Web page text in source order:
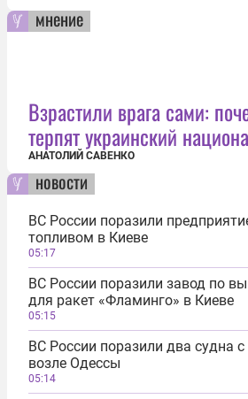
мнение
Взрастили врага сами:
терпят украинский
АНАТОЛИЙ САВЕНКО
новости
ВС России поразили
топливом в Киеве
05:17
ВС России поразили завод по
для ракет «Фламинго» в Киеве
05:15
ВС России поразили два судна
возле Одессы
05:14